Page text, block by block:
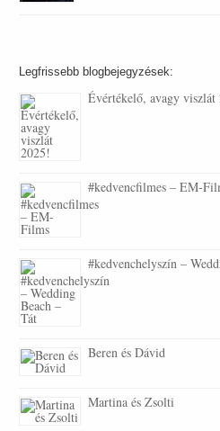
Legfrissebb blogbejegyzések:
Évértékelő, avagy viszlát
#kedvencfilmes – EM-
#kedvenchelyszín –
Beren és Dávid
Martina és Zsolti